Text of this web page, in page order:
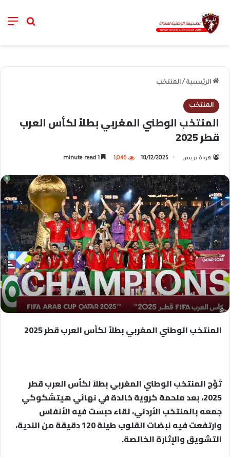
خانة
الرئيسية / المنتخب
المنتخب
المنتخب الوطني المغربي بطلاً لكأس العرب
قطر 2025
هواة بريس 18/12/2025
1,045
المنتخب الوطني المغربي بطلاً لكأس العرب قطر 2025
تُوِّج المنتخب الوطني المغربي بطلاً لكأس العرب قطر
2025، بعد ملحمة كروية خالدة في نهائي هيتشكوكي
جمعه بالمنتخب الأردني، لقاء حبست فيه الأنفاس
وارتفعت فيه نبضات القلوب طيلة 120 دقيقة من الندية،
التشويق والإثارة الخالصة.